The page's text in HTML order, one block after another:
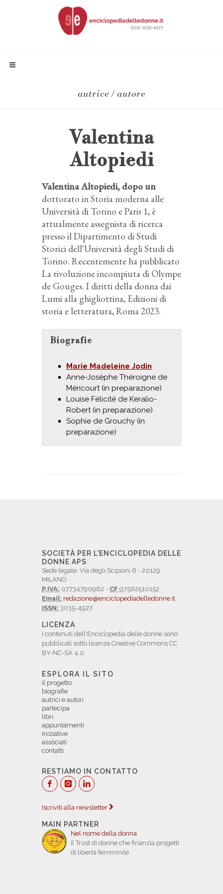
autrice / autore
Valentina
Altopiedi
Valentina Altopiedi, dopo un
dottorato in Storia moderna alle
Università di Torino e Paris 1, è
attualmente assegnista di ricerca
presso il Dipartimento di Studi
Storici dell'Università degli Studi di
Torino. Recentemente ha pubblicato
La rivoluzione incompiuta di Olympe
de Gouges. I diritti della donna dai
Lumi alla ghigliottina, Edizioni di
storia e letteratura, Roma 2023.
Biografie
Marie Madeleine Jodin
Anne-Josèphe Théroigne de
Méricourt (in preparazione)
Louise Félicité de Keralio-
Robert (in preparazione)
Sophie de Grouchy (in
preparazione)
SOCIETÀ PER L'ENCICLOPEDIA DELLE
DONNE APS
Sede legale: Via degli Scipioni 6 - 20129
MILANO
P.IVA: 07734790962 - CF 97562510152
Email: redazione@enciclopediadelledonne.it
ISSN: 3035-4927
LICENZA
I contenuti dell'Enciclopedia delle donne sono
pubblicati sotto licenza Creative Commons CC
BY-NC-SA 4.0.
ESPLORA IL SITO
il progetto
biografie
autrici e autori
partecipa
libri
appuntamenti
iniziative
assòciati
contatti
RESTIAMO IN CONTATTO
Iscriviti alla newsletter
MAIN PARTNER
Nel nome della donna
Il Trust di donne che finanzia progetti
di libertà femminile